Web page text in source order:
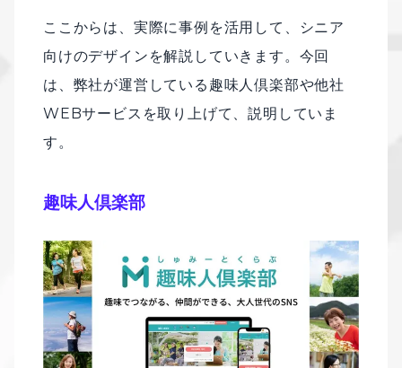
ここからは、実際に事例を活用して、シニア
向けのデザインを解説していきます。今回
は、弊社が運営している趣味人倶楽部や他社
WEBサービスを取り上げて、説明していま
す。
趣味人倶楽部